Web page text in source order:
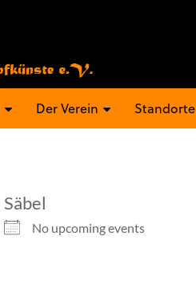
Der Verein Standorte
Säbel
No upcoming events